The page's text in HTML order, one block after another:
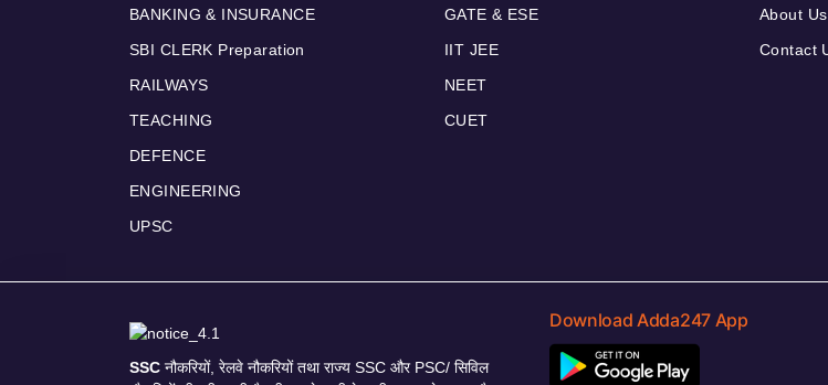
BANKING & INSURANCE
SBI CLERK Preparation
RAILWAYS
TEACHING
DEFENCE
ENGINEERING
UPSC
GATE & ESE
IIT JEE
NEET
CUET
About Us
Contact
SSC नौकरियों, रेलवे नौकरियों तथा राज्य SSC और PSC/ सिविल
Download Adda247 App